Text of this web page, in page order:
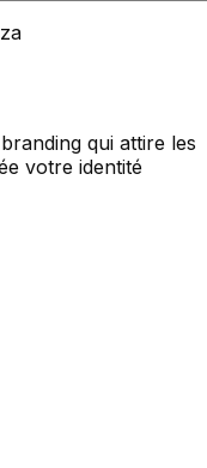
qui attire les
votre identité